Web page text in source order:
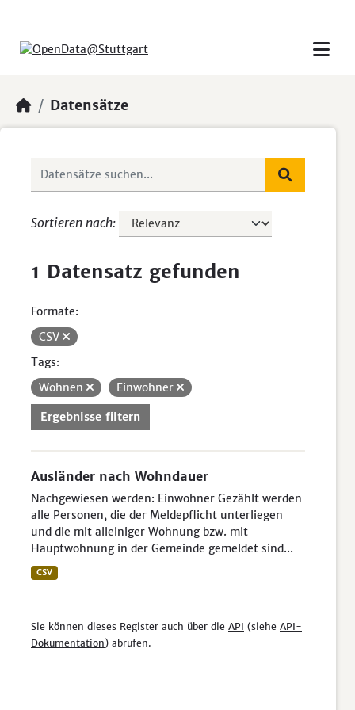
Datensätze
Sortieren nach
1 Datensatz gefunden
Formate:
CSV
Tags:
Wohnen
Einwohner
Ergebnisse filtern
Ausländer nach Wohndauer
Nachgewiesen werden: Einwohner Gezählt werden
alle Personen, die der Meldepflicht unterliegen
und die mit alleiniger Wohnung bzw. mit
Hauptwohnung in der Gemeinde gemeldet sind...
CSV
Sie können dieses Register auch über die API (siehe API-
Dokumentation) abrufen.